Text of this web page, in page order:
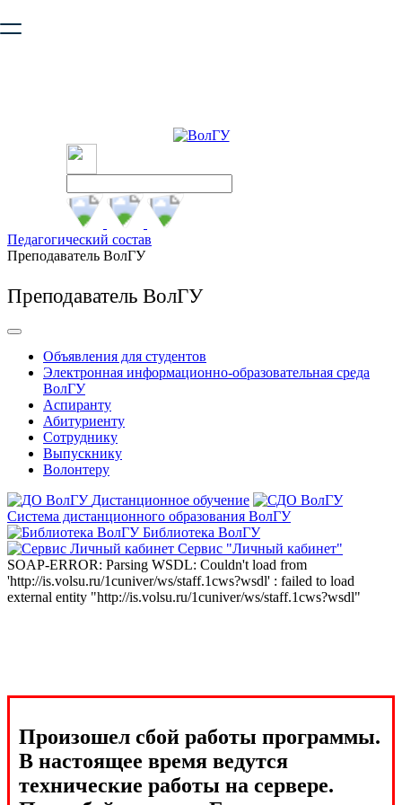
безопасную работу с сайтом. Пожалуйста
Педагогический состав
Преподаватель ВолГУ
Преподаватель ВолГУ
Объявления для студентов
Электронная информационно-образовательная среда
ВолГУ
Аспиранту
Абитуриенту
Сотруднику
Выпускнику
Волонтеру
Дистанционное обучение
Система дистанционного образования ВолГУ
Библиотека ВолГУ
Сервис "Личный кабинет"
SOAP-ERROR: Parsing WSDL: Couldn't load from
'http://is.volsu.ru/1cuniver/ws/staff.1cws?wsdl' : failed to load
external entity "http://is.volsu.ru/1cuniver/ws/staff.1cws?wsdl"
Произошел сбой работы программы.
В настоящее время ведутся
технические работы на сервере.